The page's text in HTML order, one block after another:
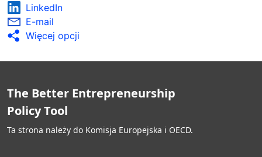
LinkedIn
E-mail
Więcej opcji
The Better Entrepreneurship
Policy Tool
Ta strona należy do Komisja Europejska i OECD.